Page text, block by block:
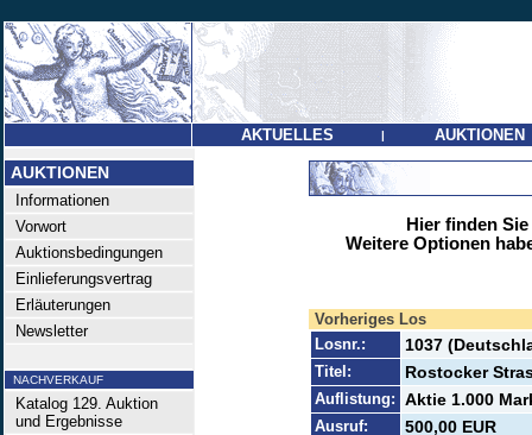
AKTUELLES | AUKTIONEN
AUKTIONEN
Informationen
Vorwort
Auktionsbedingungen
Einlieferungsvertrag
Erläuterungen
Newsletter
NACHVERKAUF
Katalog 129. Auktion
und Ergebnisse
Hier finden
Weitere Optionen
Vorheriges Los
Losnr.:
1037
Titel: Rostocker
Auflistung: Aktie 1.000
Ausruf: 500,00 EUR